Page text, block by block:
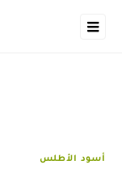
أسود الأطلس